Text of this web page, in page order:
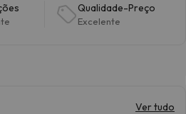
Qualidade-Preço
Excelente
Ver tudo